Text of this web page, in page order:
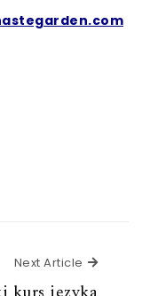
Next Article Next